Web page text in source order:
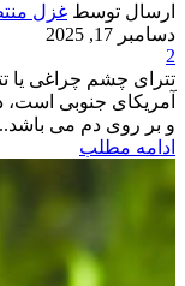
ارسال توسط غزل
دسامبر 17, 2025
2
تترای چشم چراغی یا
آمریکای جنوبی
و بر روی دم می
ادامه مطلب